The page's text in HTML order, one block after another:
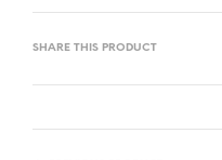
SHARE THIS PRODUCT